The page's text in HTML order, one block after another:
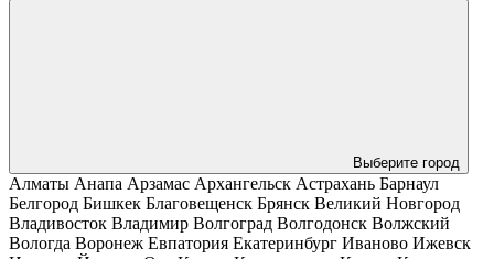
Выберите город
Алматы Анапа Арзамас Архангельск Астрахань Барнаул
Белгород Бишкек Благовещенск Брянск Великий Новгород
Владивосток Владимир Волгоград Волгодонск Волжский
Вологда Воронеж Евпатория Екатеринбург Иваново Ижевск